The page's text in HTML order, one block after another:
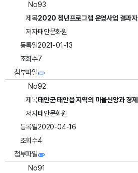
No93
제목2020 청년프로그램 운영사업 결과
저자태안문화원
등록일2021-01-13
조회수7
첨부파일
No92
제목태안군 태안읍 지역의 마을신앙과 경
저자태안문화원
등록일2020-04-16
조회수4
첨부파일
No91